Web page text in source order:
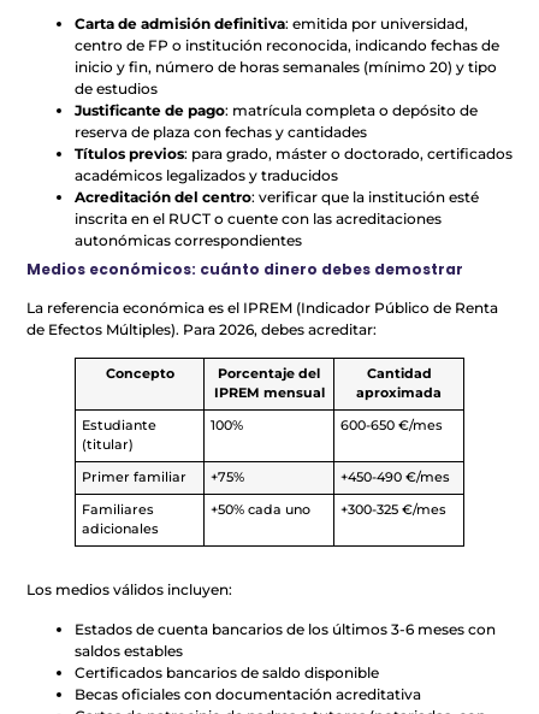
Carta de admisión definitiva: emitida por universidad,
centro de FP o institución reconocida, indicando fechas de
inicio y fin, número de horas semanales (mínimo 20) y tipo
de estudios
Justificante de pago: matrícula completa o depósito de
reserva de plaza con fechas y cantidades
Títulos previos: para grado, máster o doctorado, certificados
académicos legalizados y traducidos
Acreditación del centro: verificar que la institución esté
inscrita en el RUCT o cuente con las acreditaciones
autonómicas correspondientes
Medios económicos: cuánto dinero debes demostrar
La referencia económica es el IPREM (Indicador Público de Renta
de Efectos Múltiples). Para 2026, debes acreditar:
Concepto
Porcentaje del
IPREM mensual
Cantidad
aproximada
Estudiante
(titular)
100% 600-650 €/mes
Primer familiar +75% +450-490 €/mes
Familiares
adicionales
+50% cada uno +300-325 €/mes
Los medios válidos incluyen:
Estados de cuenta bancarios de los últimos 3-6 meses con
saldos estables
Certificados bancarios de saldo disponible
Becas oficiales con documentación acreditativa